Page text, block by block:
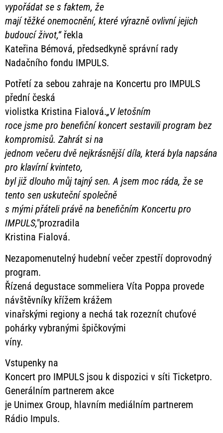
vypořádat se s faktem, že
mají těžké onemocnění, které výrazně ovlivní jejich
budoucí život,“řekla
Kateřina Bémová, předsedkyně správní rady
Nadačního fondu IMPULS.
Potřetí za sebou zahraje na Koncertu pro IMPULS
přední česká
violistka Kristina Fialová.„V letošním
roce jsme pro benefiční koncert sestavili program bez
kompromisů. Zahrát si na
jednom večeru dvě nejkrásnější díla, která byla napsána
pro klavírní kvinteto,
byl již dlouho můj tajný sen. A jsem moc ráda, že se
tento sen uskuteční společně
s mými přáteli právě na benefičním Koncertu pro
IMPULS,"prozradila
Kristina Fialová.
Nezapomenutelný hudební večer zpestří doprovodný
program.
Řízená degustace sommeliera Víta Poppa provede
návštěvníky křížem krážem
vinařskými regiony a nechá tak rozeznít chuťové
pohárky vybranými špičkovými
víny.
Vstupenky na
Koncert pro IMPULS jsou k dispozici v síti Ticketpro.
Generálním partnerem akce
je Unimex Group, hlavním mediálním partnerem
Rádio Impuls.